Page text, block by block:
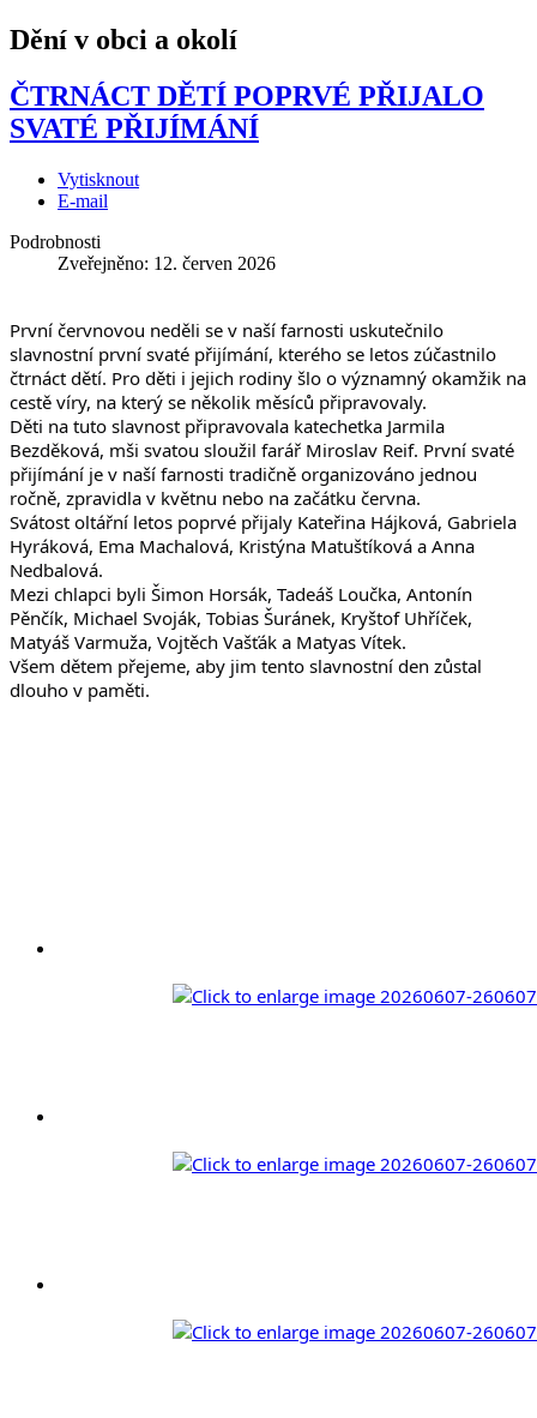
Dění v obci a okolí
ČTRNÁCT DĚTÍ POPRVÉ PŘIJALO
SVATÉ PŘIJÍMÁNÍ
Vytisknout
E-mail
Podrobnosti
Zveřejněno: 12. červen 2026
První červnovou neděli se v naší farnosti uskutečnilo
slavnostní první svaté přijímání, kterého se letos zúčastnilo
čtrnáct dětí. Pro děti i jejich rodiny šlo o významný okamžik na
cestě víry, na který se několik měsíců připravovaly.
Děti na tuto slavnost připravovala katechetka Jarmila
Bezděková, mši svatou sloužil farář Miroslav Reif. První svaté
přijímání je v naší farnosti tradičně organizováno jednou
ročně, zpravidla v květnu nebo na začátku června.
Svátost oltářní letos poprvé přijaly Kateřina Hájková, Gabriela
Hyráková, Ema Machalová, Kristýna Matuštíková a Anna
Nedbalová.
Mezi chlapci byli Šimon Horsák, Tadeáš Loučka, Antonín
Pěnčík, Michael Svoják, Tobias Šuránek, Kryštof Uhříček,
Matyáš Varmuža, Vojtěch Vašťák a Matyas Vítek.
Všem dětem přejeme, aby jim tento slavnostní den zůstal
dlouho v paměti.